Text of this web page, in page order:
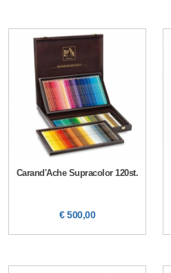
Carand'Ache Supracolor 120st.
€ 500,00